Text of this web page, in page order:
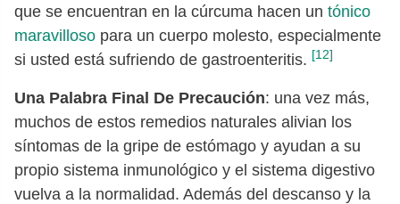
que se encuentran en la cúrcuma hacen un tónico
maravilloso para un cuerpo molesto, especialmente
si usted está sufriendo de gastroenteritis. [12]
Una Palabra Final De Precaución: una vez más,
muchos de estos remedios naturales alivian los
síntomas de la gripe de estómago y ayudan a su
propio sistema inmunológico y el sistema digestivo
vuelva a la normalidad. Además del descanso y la